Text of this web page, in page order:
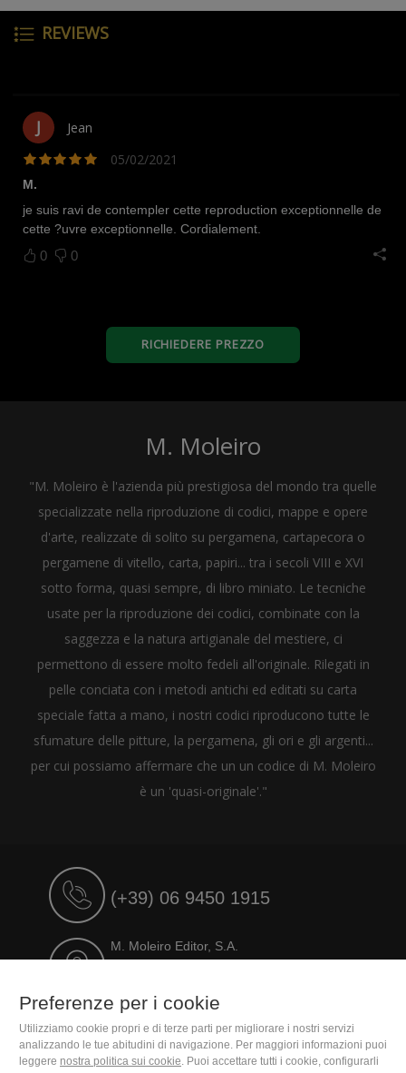
REVIEWS
J
Jean
05/02/2021
M.
je suis ravi de contempler cette reproduction exceptionnelle de
cette ?uvre exceptionnelle. Cordialement.
0 0
RICHIEDERE PREZZO
M. Moleiro
"M. Moleiro è l'azienda più prestigiosa del mondo tra quelle
specializzate nella riproduzione di codici, mappe e opere
d'arte, realizzate di solito su pergamena, cartapecora o
pergamene di vitello, carta, papiri... tra i secoli VIII e XVI
sotto forma, quasi sempre, di libro miniato. Le tecniche
usate per la riproduzione dei codici, combinate con la
saggezza e la natura artigianale del mestiere, ci
permettono di essere molto fedeli all'originale. Rilegati in
pelle conciata con i metodi antichi ed editati su carta
speciale fatta a mano, i nostri codici riproducono tutte le
sfumature delle pitture, la pergamena, gli ori e gli argenti...
per cui possiamo affermare che un un codice di M. Moleiro
è un 'quasi-originale'."
(+39) 06 9450 1915
M. Moleiro Editor, S.A.
Preferenze per i cookie
Utilizziamo cookie propri e di terze parti per migliorare i nostri servizi
analizzando le tue abitudini di navigazione. Per maggiori informazioni puoi
leggere nostra politica sui cookie. Puoi accettare tutti i cookie, configurarli